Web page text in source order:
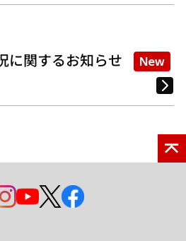
に関するお知らせ New
新
新
し
新
し
新